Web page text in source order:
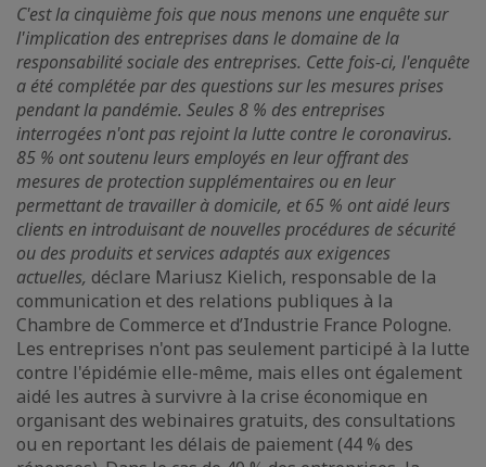
C'est la cinquième fois que nous menons une enquête sur
l'implication des entreprises dans le domaine de la
responsabilité sociale des entreprises. Cette fois-ci, l'enquête
a été complétée par des questions sur les mesures prises
pendant la pandémie. Seules 8 % des entreprises
interrogées n'ont pas rejoint la lutte contre le coronavirus.
85 % ont soutenu leurs employés en leur offrant des
mesures de protection supplémentaires ou en leur
permettant de travailler à domicile, et 65 % ont aidé leurs
clients en introduisant de nouvelles procédures de sécurité
ou des produits et services adaptés aux exigences
actuelles, déclare Mariusz Kielich, responsable de la
communication et des relations publiques à la
Chambre de Commerce et d’Industrie France Pologne.
Les entreprises n'ont pas seulement participé à la lutte
contre l'épidémie elle-même, mais elles ont également
aidé les autres à survivre à la crise économique en
organisant des webinaires gratuits, des consultations
ou en reportant les délais de paiement (44 % des